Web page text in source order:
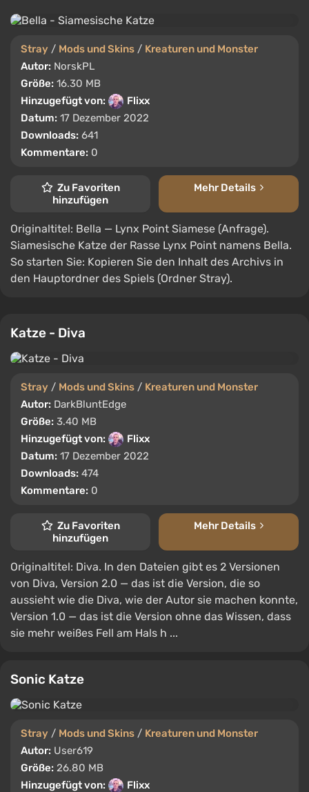
Stray / Mods und Skins / Kreaturen und Monster
Autor: NorskPL
Größe: 16.30 MB
Hinzugefügt von:
Flixx
Datum: 17 Dezember 2022
Downloads: 641
Kommentare: 0
Zu Favoriten
hinzufügen
Mehr Details
Originaltitel: Bella — Lynx Point Siamese (Anfrage).
Siamesische Katze der Rasse Lynx Point namens Bella.
So starten Sie: Kopieren Sie den Inhalt des Archivs in
den Hauptordner des Spiels (Ordner Stray).
Katze - Diva
Stray / Mods und Skins / Kreaturen und Monster
Autor: DarkBluntEdge
Größe: 3.40 MB
Hinzugefügt von:
Flixx
Datum: 17 Dezember 2022
Downloads: 474
Kommentare: 0
Zu Favoriten
hinzufügen
Mehr Details
Originaltitel: Diva. In den Dateien gibt es 2 Versionen
von Diva, Version 2.0 — das ist die Version, die so
aussieht wie die Diva, wie der Autor sie machen konnte,
Version 1.0 — das ist die Version ohne das Wissen, dass
sie mehr weißes Fell am Hals h ...
Sonic Katze
Stray / Mods und Skins / Kreaturen und Monster
Autor: User619
Größe: 26.80 MB
Hinzugefügt von:
Flixx